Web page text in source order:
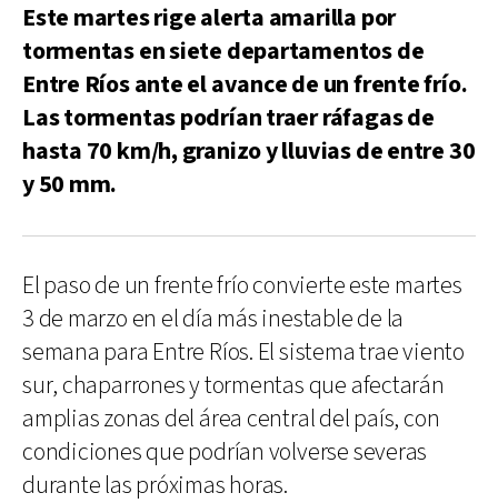
Este martes rige alerta amarilla por
tormentas en siete departamentos de
Entre Ríos ante el avance de un frente frío.
Las tormentas podrían traer ráfagas de
hasta 70 km/h, granizo y lluvias de entre 30
y 50 mm.
El paso de un frente frío convierte este martes
3 de marzo en el día más inestable de la
semana para Entre Ríos. El sistema trae viento
sur, chaparrones y tormentas que afectarán
amplias zonas del área central del país, con
condiciones que podrían volverse severas
durante las próximas horas.